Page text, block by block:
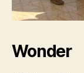
Wonder